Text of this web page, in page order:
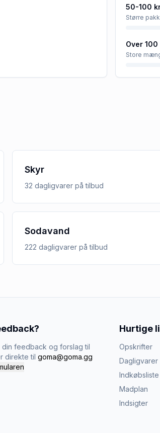
50-100
Større
Over 100
Store
Skyr
32 dagligvarerpå tilbud
Sodavand
222 dagligvarerpå tilbud
feedback og forslag til
direkte til goma@goma.gg
Hurtige
Opskrifter
Dagligvarer
Indkøbsliste
Madplan
Indsigter